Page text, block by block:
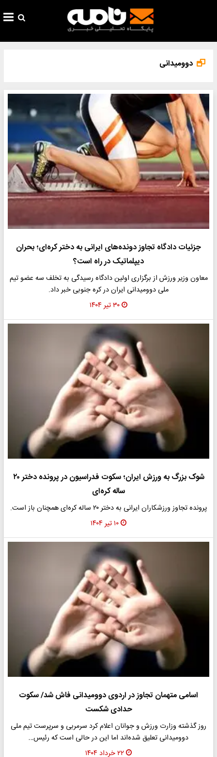
دوومیدانی
جزئیات دادگاه تجاوز دونده‌های ایرانی به دختر کره‌ای؛ بحران
دیپلماتیک در راه است؟
معاون وزیر ورزش از برگزاری اولین دادگاه رسیدگی به تخلف سه عضو تیم
ملی دوومیدانی ایران در کره جنوبی خبر داد.
۳۰ تیر ۱۴۰۴
شوک بزرگ به ورزش ایران؛ سکوت فدراسیون در پرونده دختر ۲۰
ساله کره‌ای
پرونده تجاوز ورزشکاران ایرانی به دختر ۲۰ ساله کره‌ای همچنان باز است.
۱۰ تیر ۱۴۰۴
اسامی متهمان تجاوز در اردوی دوومیدانی فاش شد/ سکوت
حدادی شکست
روز گذشته وزارت ورزش و جوانان اعلام کرد سرمربی و سرپرست تیم ملی
دوومیدانی تعلیق شده‌اند اما این در حالی است که رئیس…
۲۲ خرداد ۱۴۰۴